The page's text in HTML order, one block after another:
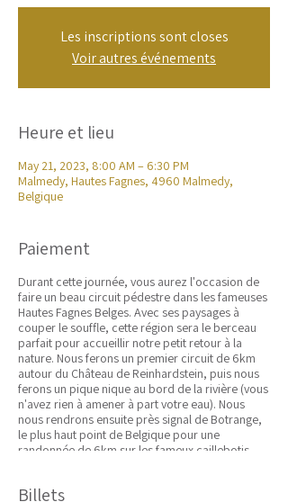
Les inscriptions sont closes
Voir autres événements
Heure et lieu
May 21, 2023, 8:00 AM – 6:30 PM
Malmedy, Hautes Fagnes, 4960 Malmedy,
Belgique
Paiement
Durant cette journée, vous aurez l'occasion de
faire un beau circuit pédestre dans les fameuses
Hautes Fagnes Belges. Avec ses paysages à
couper le souffle, cette région sera le berceau
parfait pour accueillir notre petit retour à la
nature. Nous ferons un premier circuit de 6km
autour du Château de Reinhardstein, puis nous
ferons un pique nique au bord de la rivière (vous
n'avez rien à amener à part votre eau). Nous
nous rendrons ensuite près signal de Botrange,
le plus haut point de Belgique pour une
randonnée de 6km sur les fameux caillebotis
journée en beauté !
Billets